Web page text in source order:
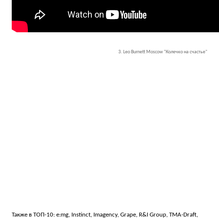
3. Leo Burnett Moscow "Колечко на счастье"
Также в ТОП-10: e:mg, Instinct, Imagency, Grape, R&I Group, TMA-Draft,